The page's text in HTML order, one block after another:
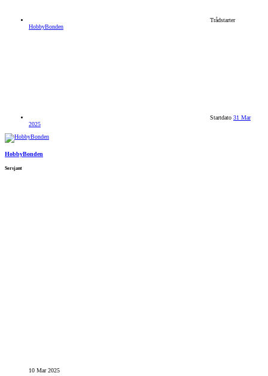
Trådstarter
HobbyBonden
Startdato 31 Mar
2025
HobbyBonden
Sersjant
10 Mar 2025